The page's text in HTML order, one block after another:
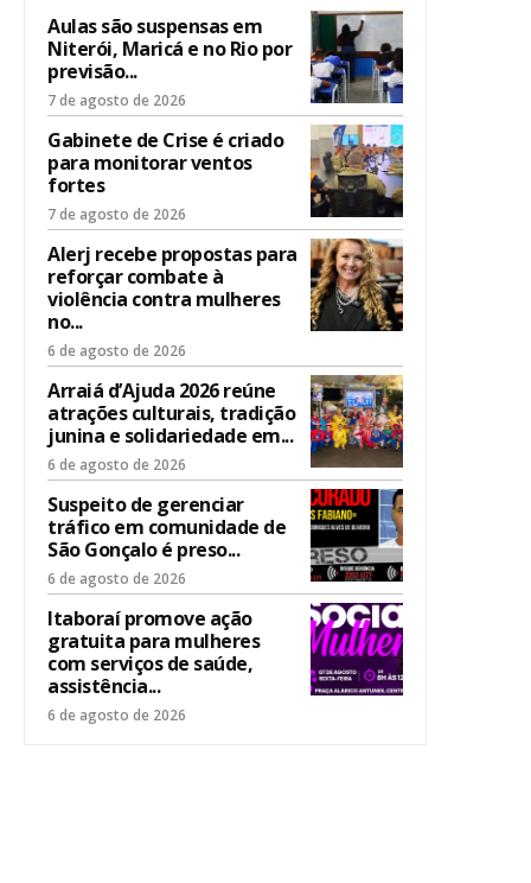
Aulas são suspensas em
Niterói, Maricá e no Rio por
previsão...
7 de agosto de 2026
Gabinete de Crise é criado
para monitorar ventos
fortes
7 de agosto de 2026
Alerj recebe propostas para
reforçar combate à
violência contra mulheres
no...
6 de agosto de 2026
Arraiá d’Ajuda 2026 reúne
atrações culturais, tradição
junina e solidariedade em...
6 de agosto de 2026
Suspeito de gerenciar
tráfico em comunidade de
São Gonçalo é preso...
6 de agosto de 2026
Itaboraí promove ação
gratuita para mulheres
com serviços de saúde,
assistência...
6 de agosto de 2026